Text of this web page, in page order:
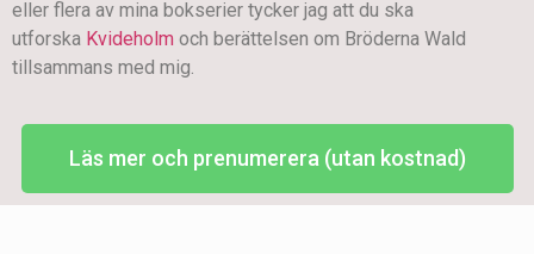
eller flera av mina bokserier tycker jag att du ska
utforska Kvideholm och berättelsen om Bröderna Wald
tillsammans med mig.
Läs mer och prenumerera (utan kostnad)